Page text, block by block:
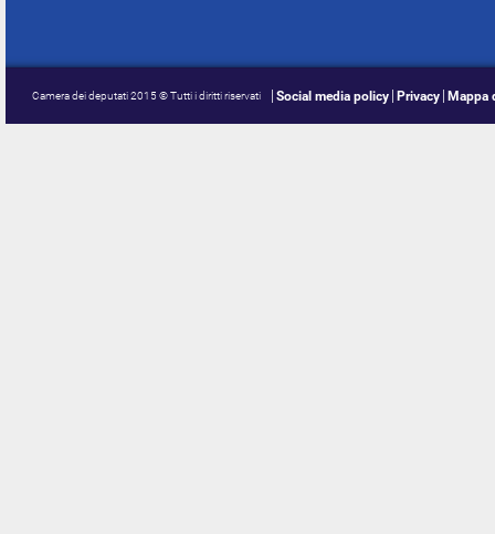
Camera dei deputati 2015 © Tutti i diritti riservati Social media policy Privacy Mappa